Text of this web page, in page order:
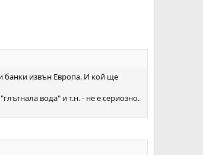
банки извън Европа. И кой ще
вода" и т.н. - не е сериозно.